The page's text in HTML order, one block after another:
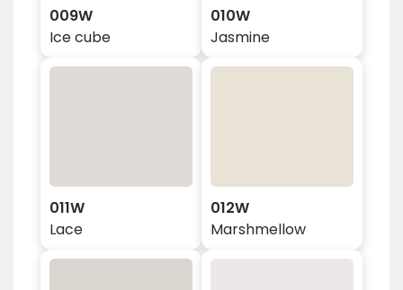
009W
Ice cube
010W
Jasmine
011W
Lace
012W
Marshmellow